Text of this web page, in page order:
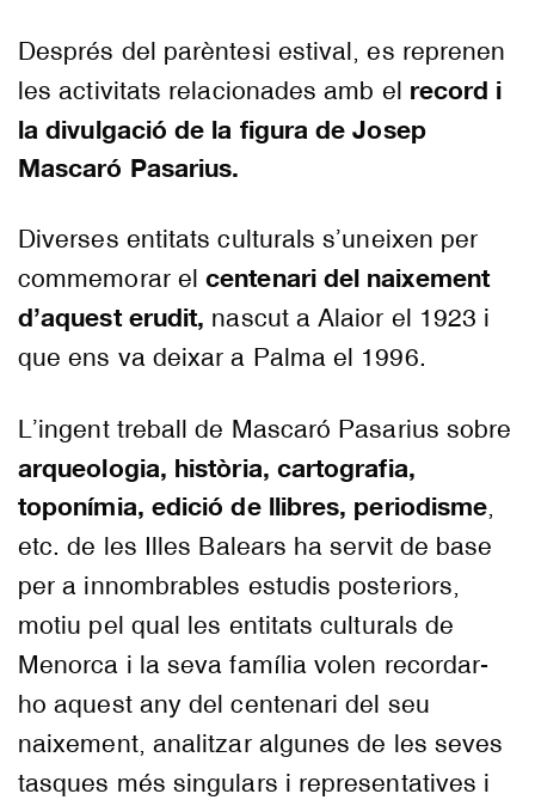
Després del parèntesi estival, es reprenen
les activitats relacionades amb el record i
la divulgació de la figura de Josep
Mascaró Pasarius.
Diverses entitats culturals s’uneixen per
commemorar elcentenari del naixement
d’aquest erudit, nascut a Alaior el 1923 i
que ens va deixar a Palma el 1996.
L’ingent treball de Mascaró Pasarius sobre
arqueologia, història, cartografia,
toponímia, edició de llibres, periodisme
etc. de les Illes Balears ha servit de base
per a innombrables estudis posteriors,
motiu pel qual les entitats culturals de
Menorca i la seva família volen recordar-
ho aquest any del centenari del seu
naixement, analitzar algunes de les seves
tasques més singulars i representatives i